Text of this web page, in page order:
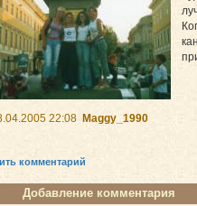
22:08 Maggy_1990
комментарий
Добавление комментария